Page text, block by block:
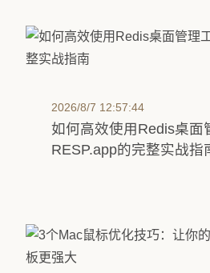
2026/8/7 12:57:44
如何高效使用Redis桌面
RESP.app的完整实战指